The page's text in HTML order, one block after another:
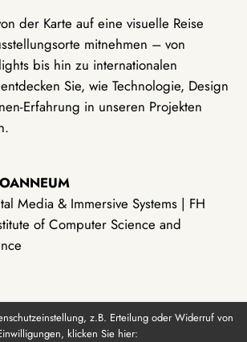
der Karte auf eine visuelle Reise
mitnehmen – von
bis hin zu internationalen
Sie, wie Technologie, Design
Erfahrung in unseren Projekten
Media & Immersive Systems | FH
of Computer Science and
z.B. Erteilung oder Widerruf von
klicken Sie hier: